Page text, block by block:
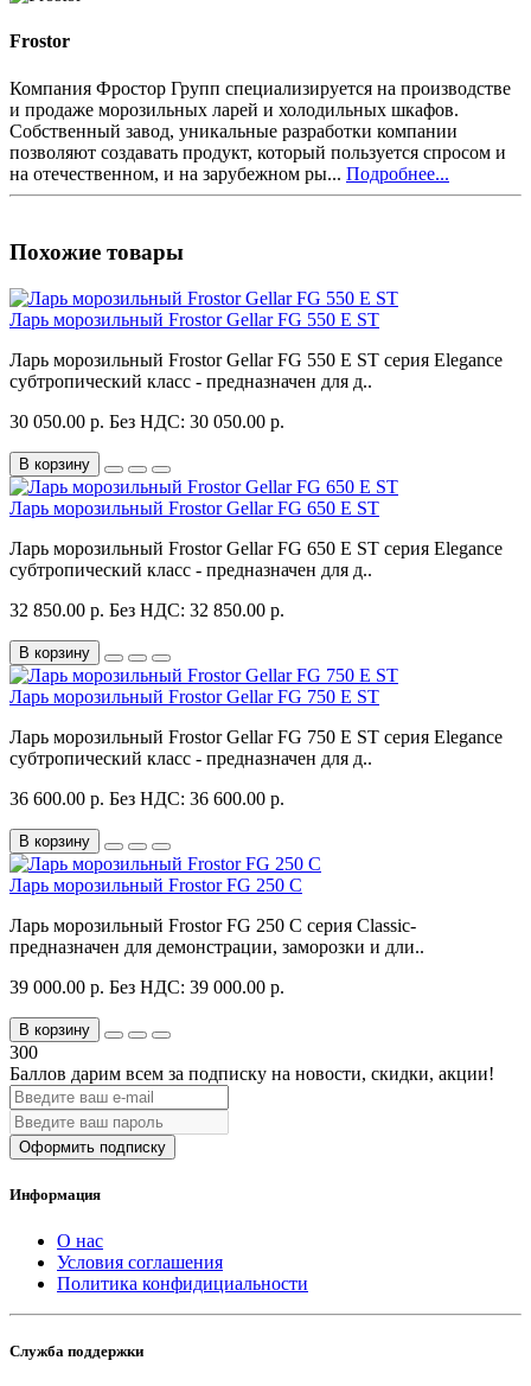
Frostor
Компания Фростор Групп специализируется на производстве
и продаже морозильных ларей и холодильных шкафов.
Собственный завод, уникальные разработки компании
позволяют создавать продукт, который пользуется спросом и
на отечественном, и на зарубежном ры... Подробнее...
Похожие товары
Ларь морозильный Frostor Gellar FG 550 E ST
Ларь морозильный Frostor Gellar FG 550 E ST серия Elegance
субтропический класс - предназначен для д..
30 050.00 р. Без НДС: 30 050.00 р.
В корзину
Ларь морозильный Frostor Gellar FG 650 E ST
Ларь морозильный Frostor Gellar FG 650 E ST серия Elegance
субтропический класс - предназначен для д..
32 850.00 р. Без НДС: 32 850.00 р.
В корзину
Ларь морозильный Frostor Gellar FG 750 E ST
Ларь морозильный Frostor Gellar FG 750 E ST серия Elegance
субтропический класс - предназначен для д..
36 600.00 р. Без НДС: 36 600.00 р.
В корзину
Ларь морозильный Frostor FG 250 C
Ларь морозильный Frostor FG 250 C серия Classic-
предназначен для демонстрации, заморозки и дли..
39 000.00 р. Без НДС: 39 000.00 р.
В корзину
300
Баллов дарим всем за подписку на новости, скидки, акции!
Оформить подписку
Информация
О нас
Условия соглашения
Политика конфидициальности
Служба поддержки